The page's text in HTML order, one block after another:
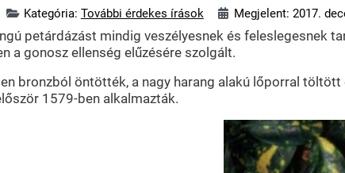
Kategória: További érdekes írások Megjelent: 2017.
petárdázást mindig veszélyesnek és feleslegesnek
a gonosz ellenség elűzésére szolgált.
bronzból öntötték, a nagy harang alakú lőporral
1579-ben alkalmazták.